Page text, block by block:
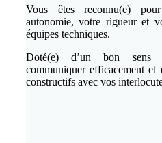
Vous êtes reconnu(e)
autonomie, votre rigueur et
équipes techniques.
Doté(e) d’un bon sens
communiquer efficacement et
constructifs avec vos